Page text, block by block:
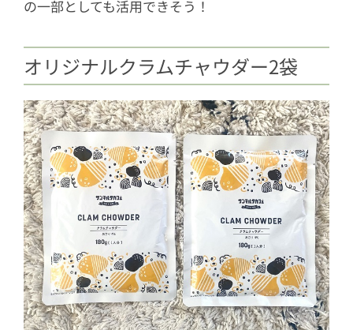
の一部としても活用できそう！
オリジナルクラムチャウダー2袋